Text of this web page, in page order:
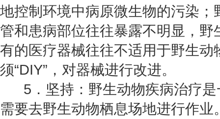
地控制环境中病原微生物的污染
管和患病部位往往暴露不明显，
有的医疗器械往往不适用于野生
须“DIY”，对器械进行改进。
5．坚持：野生动物疾病治疗是
需要去野生动物栖息场地进行作